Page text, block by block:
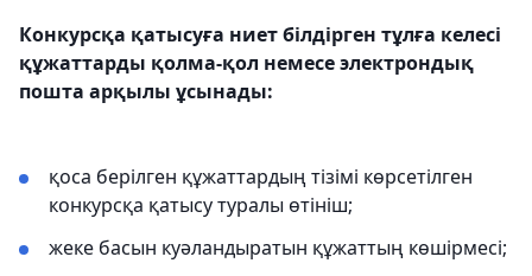
Конкурсқа қатысуға ниет білдірген тұлға келесі
құжаттарды қолма-қол немесе электрондық
пошта арқылы ұсынады:
қоса берілген құжаттардың тізімі көрсетілген
конкурсқа қатысу туралы өтініш;
жеке басын куәландыратын құжаттың көшірмесі;